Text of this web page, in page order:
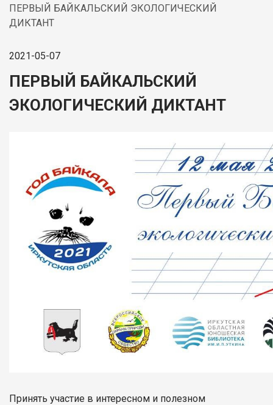
ПЕРВЫЙ БАЙКАЛЬСКИЙ ЭКОЛОГИЧЕСКИЙ
ДИКТАНТ
2021-05-07
ПЕРВЫЙ БАЙКАЛЬСКИЙ
ЭКОЛОГИЧЕСКИЙ ДИКТАНТ
Принять участие в интересном и полезном